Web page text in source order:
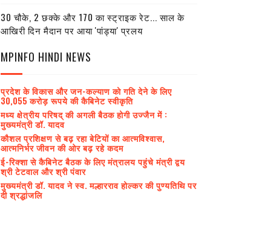
30 चौके, 2 छक्के और 170 का स्ट्राइक रेट... साल के
आखिरी दिन मैदान पर आया 'पांड्या' प्रलय
MPINFO HINDI NEWS
प्रदेश के विकास और जन-कल्याण को गति देने के लिए
30,055 करोड़ रूपये की कैबिनेट स्वीकृति
मध्य क्षेत्रीय परिषद् की अगली बैठक होगी उज्जैन में :
मुख्यमंत्री डॉ. यादव
कौशल प्रशिक्षण से बढ़ रहा बेटियों का आत्मविश्वास,
आत्मनिर्भर जीवन की ओर बढ़ रहे कदम
ई-रिक्शा से कैबिनेट बैठक के लिए मंत्रालय पहुंचे मंत्री द्वय
श्री टेटवाल और श्री पंवार
मुख्यमंत्री डॉ. यादव ने स्व. मल्हारराव होल्कर की पुण्यतिथि पर
दी श्रद्धांजलि